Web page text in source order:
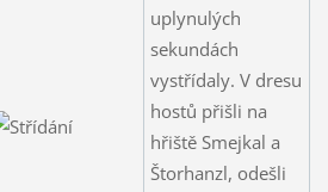
uplynulých
sekundách
vystřídaly. V dresu
hostů přišli na
hřiště Smejkal a
Štorhanzl, odešli